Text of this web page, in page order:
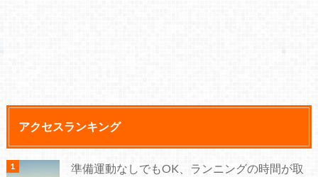
アクセスランキング
準備運動なしでもOK、ランニングの時間が取